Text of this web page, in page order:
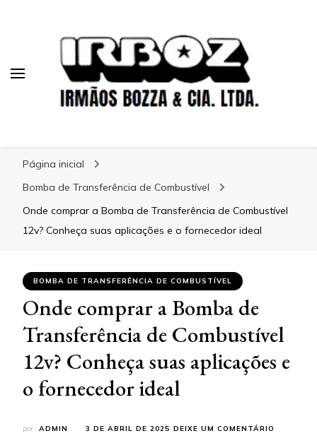
Página inicial
Bomba de Transferência de Combustível
Onde comprar a Bomba de Transferência de Combustível
12v? Conheça suas aplicações e o fornecedor ideal
BOMBA DE TRANSFERÊNCIA DE COMBUSTÍVEL
Onde comprar a Bomba de
Transferência de Combustível
12v? Conheça suas aplicações e
o fornecedor ideal
por ADMIN 3 DE ABRIL DE 2025 DEIXE UM COMENTÁRIO